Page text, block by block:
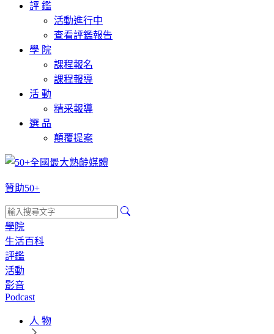
評 鑑
活動進行中
查看評鑑報告
學 院
課程報名
課程報導
活 動
精采報導
選 品
顛覆提案
贊助50+
學院
生活百科
評鑑
活動
影音
Podcast
人 物